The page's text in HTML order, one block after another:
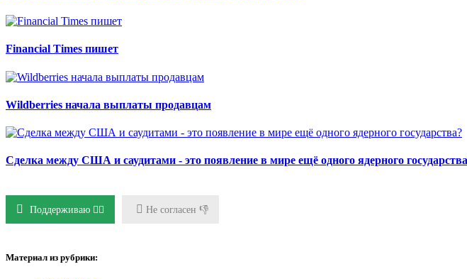
Financial Times пишет
Wildberries начала выплаты продавцам
Сделка между США и саудитами - это появление в мире ещё одного ядерного
Поддерживаю 👍🏻 Не согласен 👎
Материал из рубрики: